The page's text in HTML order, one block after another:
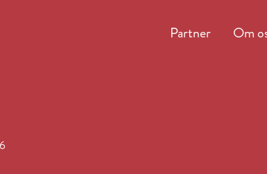
Partner Om